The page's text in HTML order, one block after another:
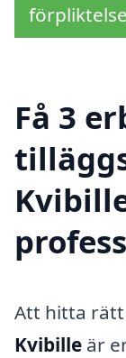
Få 3
Att hitta
Kvibille är